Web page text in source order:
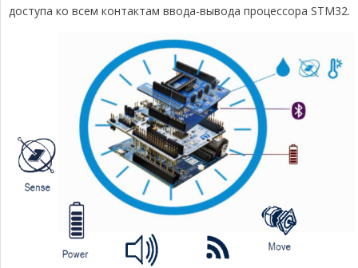
доступа ко всем контактам ввода-вывода процессора STM32.